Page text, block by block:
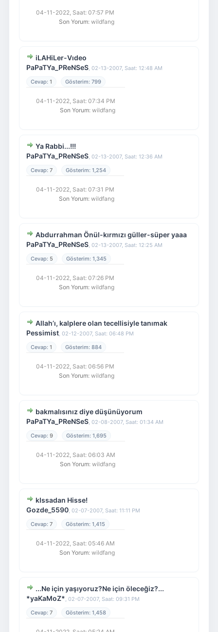
04-11-2022, Saat: 07:57 PM
Son Yorum: wildfang
iLAHiLer-Vıdeo
PaPaTYa_PReNSeS, 02-13-2007, Saat: 12:48 AM
1
799
04-11-2022, Saat: 07:34 PM
Son Yorum: wildfang
Ya Rabbi...!!!
PaPaTYa_PReNSeS, 02-13-2007, Saat: 12:36 AM
7
1,254
04-11-2022, Saat: 07:31 PM
Son Yorum: wildfang
Abdurrahman Önül-kırmızı güller-süper yaaa
PaPaTYa_PReNSeS, 02-13-2007, Saat: 12:25 AM
5
1,345
04-11-2022, Saat: 07:26 PM
Son Yorum: wildfang
Allah’ı, kalplere olan tecellisiyle tanımak
Pessimist, 02-12-2007, Saat: 06:48 PM
1
884
04-11-2022, Saat: 06:56 PM
Son Yorum: wildfang
bakmalısınız diye düşünüyorum
PaPaTYa_PReNSeS, 02-08-2007, Saat: 01:34 AM
9
1,695
04-11-2022, Saat: 06:03 AM
Son Yorum: wildfang
kIssadan Hisse!
Gozde_5590, 02-07-2007, Saat: 11:11 PM
7
1,415
04-11-2022, Saat: 05:46 AM
Son Yorum: wildfang
...Ne için yaşıyoruz?Ne için öleceğiz?...
*yaKaMoZ*, 02-07-2007, Saat: 09:31 PM
7
1,458